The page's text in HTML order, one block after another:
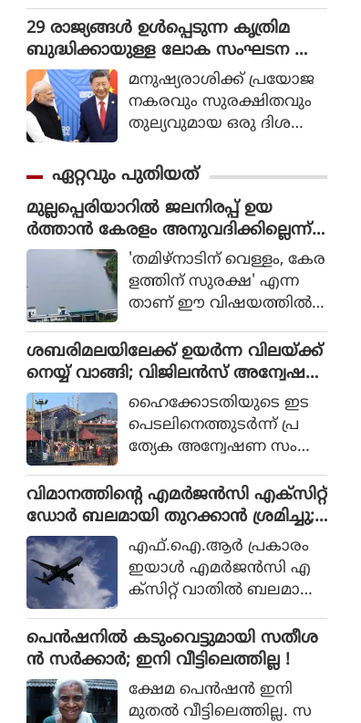
രും.
29 രാജ്യങ്ങള്‍ ഉള്‍പ്പെടുന്ന കൃത്രിമ
ബുദ്ധിക്കായുള്ള ലോക സംഘടന ആ
രംഭിച്ച് ചൈന; ഇന്ത്യ ഇല്ലമനുഷ്യരാശിക്ക് പ്രയോജ
നകരവും സുരക്ഷിതവും
തുല്യവുമായ ഒരു ദിശ
വികസിക്കുന്നുവെന്ന് ഉറ
പ്പാക്കുക എന്ന പ്രഖ്യാപിത
ലക്ഷ്യത്തോടെയാണ് ഇ
തിന്റെ ആരംഭം. ചടങ്ങില്‍
യുഎന്‍ സെക്രട്ടറി ജനറല്‍
അന്റോണിയോ ഗുട്ടെറസ്
പങ്കെടുത്തു.
ഏറ്റവും പുതിയത്
മുല്ലപ്പെരിയാറില്‍ ജലനിരപ്പ് ഉയ
ര്‍ത്താന്‍ കേരളം അനുവദിക്കില്ലെന്ന്
മന്ത്രി മോന്‍സ് ജോസഫ്'തമിഴ്നാടിന് വെള്ളം, കേര
ളത്തിന് സുരക്ഷ' എന്ന
താണ് ഈ വിഷയത്തില്‍
കൃത്യമായ നിലപാടെന്നും
പുതിയ ഡാം നിര്‍മിക്കുക
മാത്രമാണ് ശാശ്വത പ
രിഹാരമെന്നും മന്ത്രി പറ
ഞ്ഞു. മുല്ലപ്പെരിയാറിലെ
ജലനിരപ്പ് ഉയര്‍ത്തുമെന്ന
തമിഴ്നാട് ബജറ്റ് പ്രഖ്യാപന
ത്തോട് പ്രതികരിക്കുക
യായിരുന്നു മന്ത്രി.
ശബരിമലയിലേക്ക് ഉയര്‍ന്ന വിലയ്ക്ക്
നെയ്യ് വാങ്ങി; വിജിലന്‍സ് അന്വേഷ
ണത്തിന് ഹൈക്കോടതി ഉത്തരവ്
ഹൈക്കോടതിയുടെ ഇട
പെടലിനെത്തുടര്‍ന്ന് പ്ര
ത്യേക അന്വേഷണ സംഘ
ന്വേഷിക്കുന്ന മൂന്നാമത്തെ
ശബരിമല വിവാദമാണിത്.
വിമാനത്തിന്റെ എമര്‍ജന്‍സി എക്‌സിറ്റ്
ഡോര്‍ ബലമായി തുറക്കാന്‍ ശ്രമിച്ചു;
മലയാളി പിടിയില്‍എഫ്.ഐ.ആര്‍ പ്രകാരം
ഇയാള്‍ എമര്‍ജന്‍സി എ
ക്‌സിറ്റ് വാതില്‍ ബലമായി
എമര്‍ജന്‍സി വിന്‍ഡോ
പാനല്‍ തകര്‍ക്കുകയും
പെൻഷനിൽ കടുംവെട്ടുമായി സതീശ
ൻ സർക്കാർ; ഇനി വീട്ടിലെത്തില്ല !
ക്ഷേമ പെൻഷൻ ഇനി
മുതൽ വീട്ടിലെത്തില്ല. സ